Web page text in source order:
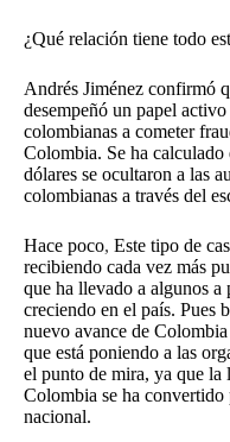
¿Qué relación tiene todo
Andrés Jiménez confirmó
desempeñó un papel
colombianas a cometer
Colombia. Se ha
dólares se ocultaron a las
colombianas a través del
Hace poco, Este tipo de
recibiendo cada vez más
que ha llevado a algunos a
creciendo en el país. Pues
nuevo avance de
que está poniendo a las
el punto de mira, ya que la
Colombia se ha
nacional.